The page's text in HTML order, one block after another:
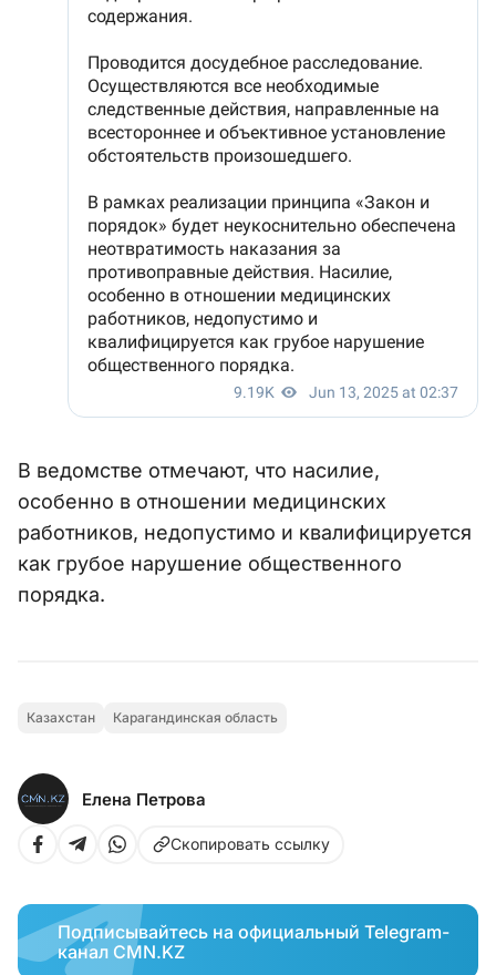
В ведомстве отмечают, что насилие,
особенно в отношении медицинских
работников, недопустимо и квалифицируется
как грубое нарушение общественного
порядка.
Казахстан Карагандинская область
Елена Петрова
Скопировать ссылку
Подписывайтесь на официальный Telegram-
канал CMN.KZ